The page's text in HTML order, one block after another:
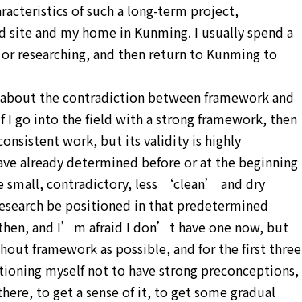
of such a long-term project,
and my home in Kunming. I usually spend a
researching, and then return to Kunming to
the contradiction between framework and
I go into the field with a strong framework, then
work, but its validity is highly
already determined before or at the beginning
small, contradictory, less ‘clean’ and dry
be positioned in that predetermined
and I’m afraid I don’t have one now, but
framework as possible, and for the first three
myself not to have strong preconceptions,
to get a sense of it, to get some gradual